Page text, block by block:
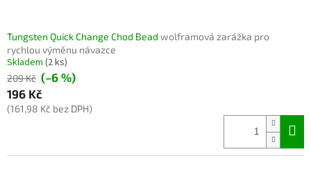
Tungsten Quick Change Chod Bead wolframová zarážka pro
rychlou výměnu návazce
Skladem (2 ks)
209 Kč (–6 %)
196 Kč
(161,98 Kč bez DPH)